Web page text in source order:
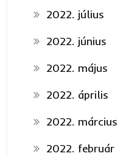
2022. július
2022. június
2022. május
2022. április
2022. március
2022. február